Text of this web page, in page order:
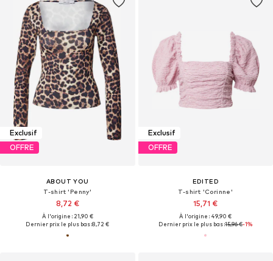
Exclusif
OFFRE
ABOUT YOU
T-shirt 'Penny'
8,72 €
À l'origine : 21,90 €
Dernier prix le plus bas :8,72 €
Exclusif
OFFRE
EDITED
T-shirt 'Corinne'
15,71 €
À l'origine : 49,90 €
Dernier prix le plus bas :15,96 €-1%